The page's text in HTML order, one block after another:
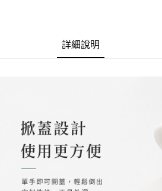
每筆NT$60，滿NT$599(含以上)免運費
每筆NT$120，滿NT$1,999(含以上)免運費
詳細說明